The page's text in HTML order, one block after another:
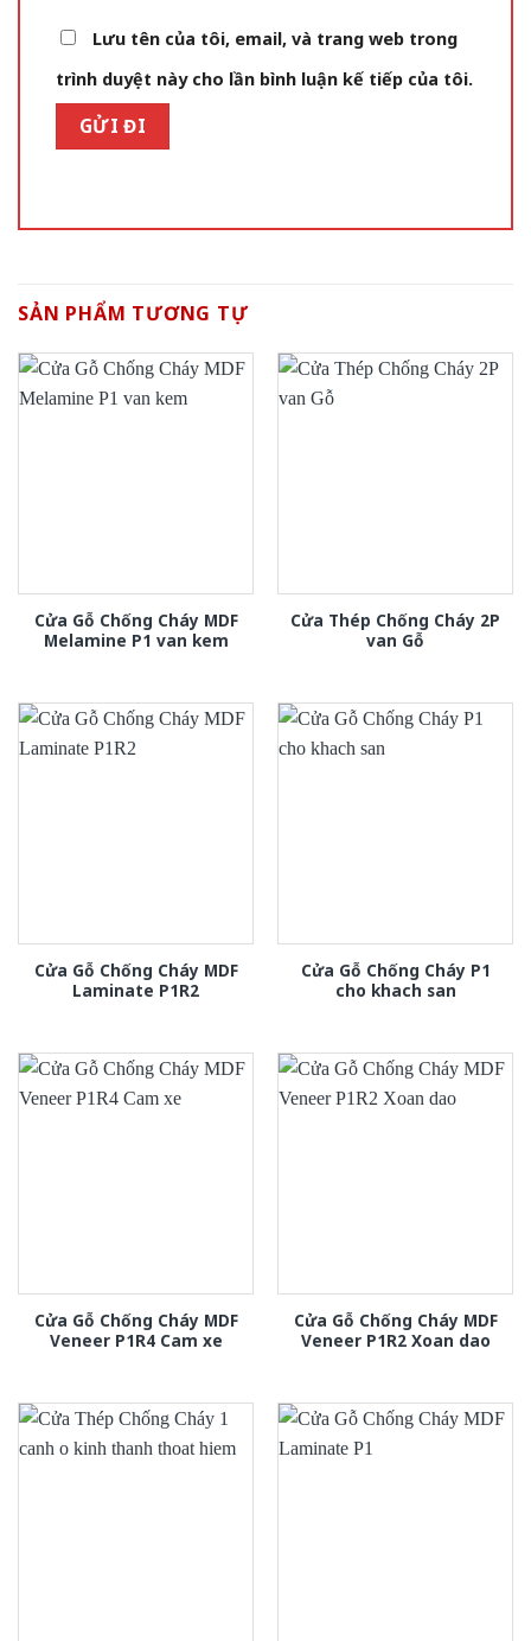
Lưu tên của tôi, email, và trang web trong
trình duyệt này cho lần bình luận kế tiếp của tôi.
SẢN PHẨM TƯƠNG TỰ
Cửa Gỗ Chống Cháy MDF
Melamine P1 van kem
Cửa Thép Chống Cháy 2P
van Gỗ
Cửa Gỗ Chống Cháy MDF
Laminate P1R2
Cửa Gỗ Chống Cháy P1
cho khach san
Cửa Gỗ Chống Cháy MDF
Veneer P1R4 Cam xe
Cửa Gỗ Chống Cháy MDF
Veneer P1R2 Xoan dao